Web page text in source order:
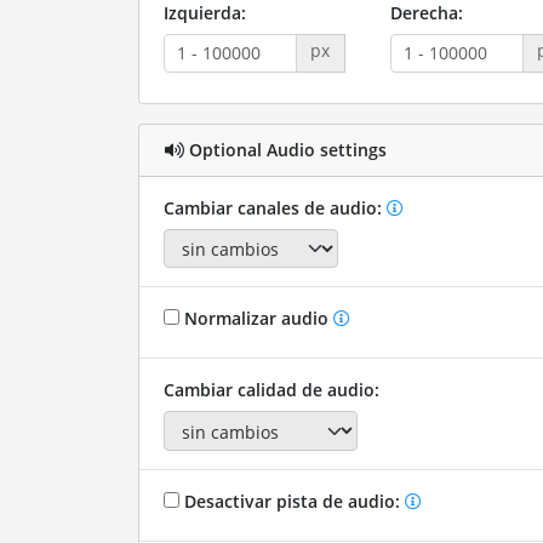
Izquierda:
px
Derecha:
Optional Audio settings
Cambiar canales de audio:
Normalizar audio
Cambiar calidad de audio:
Desactivar pista de audio: